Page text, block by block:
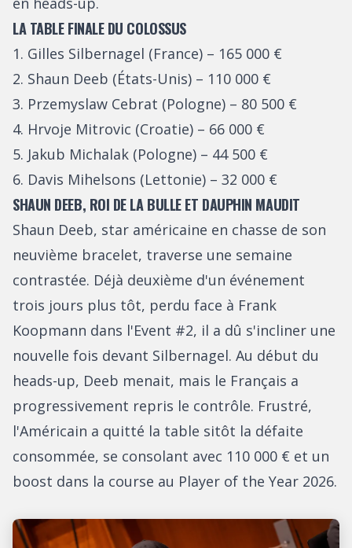
LA TABLE FINALE DU COLOSSUS
1. Gilles Silbernagel (France) – 165 000 €
2. Shaun Deeb (États-Unis) – 110 000 €
3. Przemyslaw Cebrat (Pologne) – 80 500 €
4. Hrvoje Mitrovic (Croatie) – 66 000 €
5. Jakub Michalak (Pologne) – 44 500 €
6. Davis Mihelsons (Lettonie) – 32 000 €
SHAUN DEEB, ROI DE LA BULLE ET DAUPHIN MAUDIT
Shaun Deeb, star américaine en chasse de son
neuvième bracelet, traverse une semaine
contrastée. Déjà deuxième d'un événement
trois jours plus tôt, perdu face à Frank
Koopmann dans l'Event #2, il a dû s'incliner une
nouvelle fois devant Silbernagel. Au début du
heads-up, Deeb menait, mais le Français a
progressivement repris le contrôle. Frustré,
l'Américain a quitté la table sitôt la défaite
consommée, se consolant avec 110 000 € et un
boost dans la course au Player of the Year 2026.